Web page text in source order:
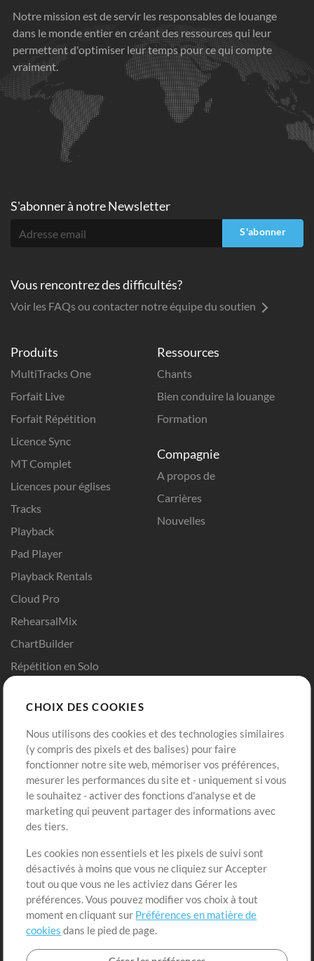
Notre mission est de servir les responsables de louange
dans le monde entier en créant des ressources qui leur
permettent d'optimiser leur temps pour ce qui compte
vraiment.
Produits
MultiTracks One
Forfait Live
Forfait Répétition
Licence Sync
MT Complet
Licences pour églises
Tracks
Playback
Pad Player
Playback Rentals
Cloud Pro
RehearsalMix
ChartBuilder
Répétition en Solo
Modèles ProPresenter
Sons
Ressources
Chants
Bien conduire la louange
Formation
Compagnie
A propos de
Carrières
Nouvelles
Boutique
Acheter des crédits
Contenu gratuit
Demander les pistes
Extras
Sessions
Soumettre votre contenu
Listes de lecture
Compte
Connexion
S'inscrire
S'abonner à notre Newsletter
S'abonner
Vous rencontrez des difficultés?
Voir les FAQs ou contacter notre équipe du soutien
CHOIX DES COOKIES
Nous utilisons des cookies et des technologies similaires
(y compris des pixels et des balises) pour faire
fonctionner notre site web, mémoriser vos préférences,
mesurer les performances du site et - uniquement si vous
le souhaitez - activer des fonctions d'analyse et de
marketing qui peuvent partager des informations avec
des tiers.
Les cookies non essentiels et les pixels de suivi sont
désactivés à moins que vous ne cliquiez sur Accepter
tout ou que vous ne les activiez dans Gérer les
préférences. Vous pouvez modifier vos choix à tout
moment en cliquant sur Préférences en matière de
cookies dans le pied de page.